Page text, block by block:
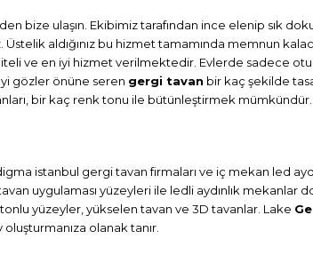
bize ulaşın. Ekibimiz tarafından ince elenip sık
aldığınız bu hizmet tamamında memnun
ve en iyi hizmet verilmektedir. Evlerde sadece
gözler önüne seren gergi tavan bir kaç şekilde
bir kaç renk tonu ile bütünleştirmek mümkündür.
istanbul gergi tavan firmaları ve iç mekan led
uygulaması yüzeyleri ile ledli aydınlık mekanlar
yüzeyler, yükselen tavan ve 3D tavanlar. Lake
olanak tanır.